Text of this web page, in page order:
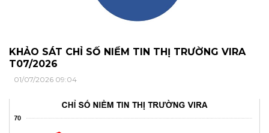
KHẢO SÁT CHỈ SỐ NIỀM TIN THỊ TRƯỜNG VIRA
T07/2026
01/07/2026 09:04